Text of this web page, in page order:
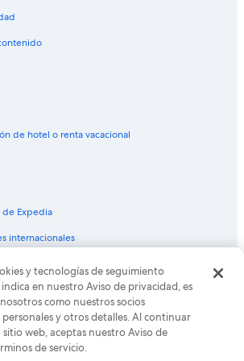
Cascade
Rockies
Cascades
Fall River Estates
Alberta
de hotel o renta vacacional
de Expedia
internacionales
una empresa de Expedia Group. Todos los
Expedia y el logo de Expedia son marcas
comerciales de Expedia, Inc. CST# 2029030-50.
y tecnologías de seguimiento
indica en nuestro Aviso de privacidad, es
como nuestros socios
y otros detalles. Al continuar
web, aceptas nuestro Aviso de
de servicio.